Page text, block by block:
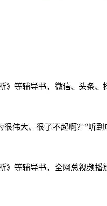
等辅导书，微信、头条、
很伟大、很了不起啊？”听
等辅导书，全网总视频